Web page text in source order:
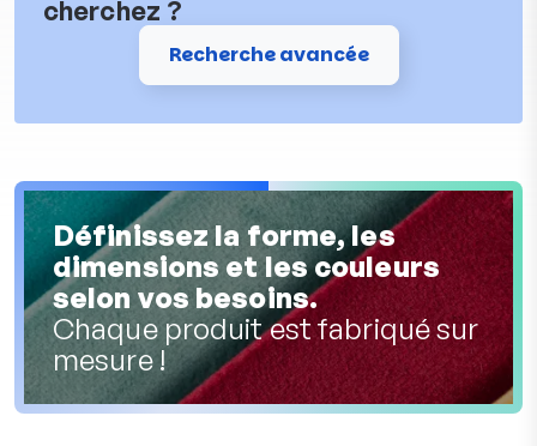
cherchez ?
Recherche avancée
Définissez la forme, les
dimensions et les couleurs
selon vos besoins.
Chaque produit est fabriqué sur
mesure !